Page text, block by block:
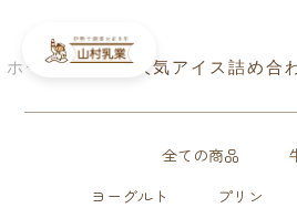
ホーム > 大人気アイス詰め合
全ての商品
ヨーグルト
プリン